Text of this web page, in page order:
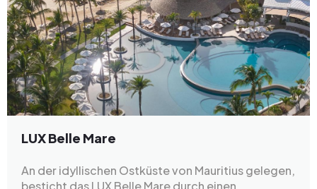
LUX Belle Mare
An der idyllischen Ostküste von Mauritius gelegen,
besticht das LUX Belle Mare durch einen